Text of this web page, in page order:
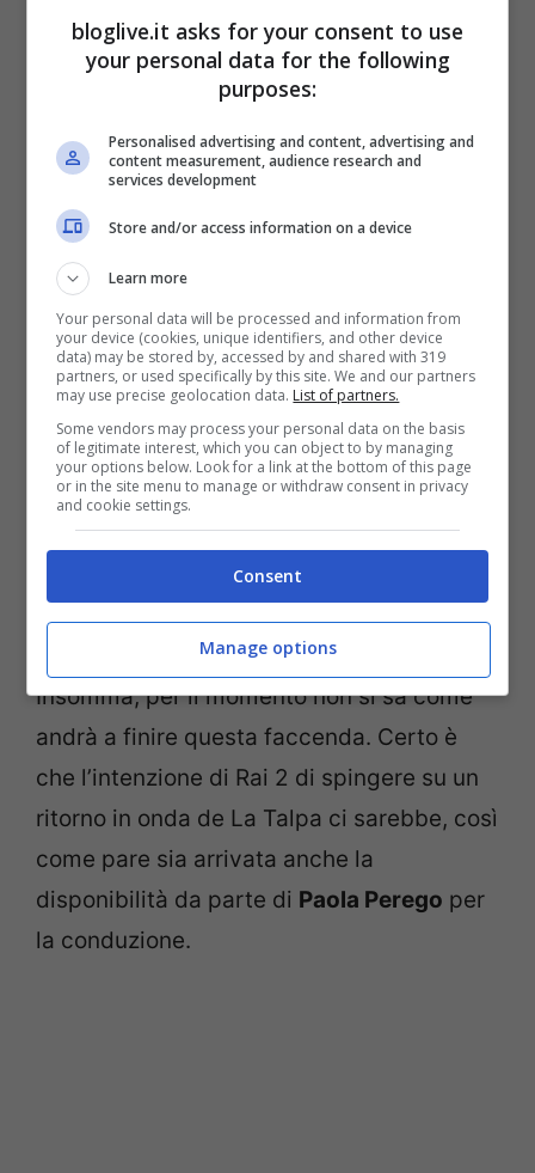
Una possibile soluzione a questo problema
potrebbe arrivare da un
location
Kenya, Sud Africa o Yucatan, così come
avvenuto in passato, gli autori potrebbero
impegnarsi a trovare qualche interessante
località remota italiana, così da contenere
fortemente i costi logistici che sono
naturalmente molto alti nel caso di reality
registrati interamente oltre i confini
europei.
Insomma, per il momento non si sa come
andrà a finire questa faccenda. Certo è
che l’intenzione di Rai 2 di spingere su un
ritorno in onda de La Talpa ci sarebbe, così
come pare sia arrivata anche la
disponibilità da parte di Paola Perego per
la conduzione.
bloglive.it asks for your consent to use
your personal data for the following
purposes:
Personalised advertising and content, advertising and
content measurement, audience research and
services development
Store and/or access information on a device
Learn more
Your personal data will be processed and information from
your device (cookies, unique identifiers, and other device
data) may be stored by, accessed by and shared with 319
partners, or used specifically by this site. We and our partners
may use precise geolocation data. List of partners.
Some vendors may process your personal data on the basis
of legitimate interest, which you can object to by managing
your options below. Look for a link at the bottom of this page
or in the site menu to manage or withdraw consent in privacy
and cookie settings.
Consent
Manage options